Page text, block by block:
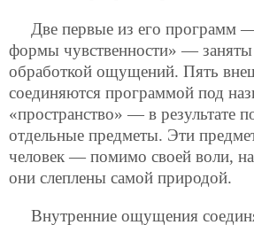
Две первые из его программ
формы чувственности» —
обработкой ощущений. Пять
соединяются программой под
«пространство» — в результате
отдельные предметы. Эти
человек — помимо своей воли,
они слеплены самой природой.
Внутренние ощущения